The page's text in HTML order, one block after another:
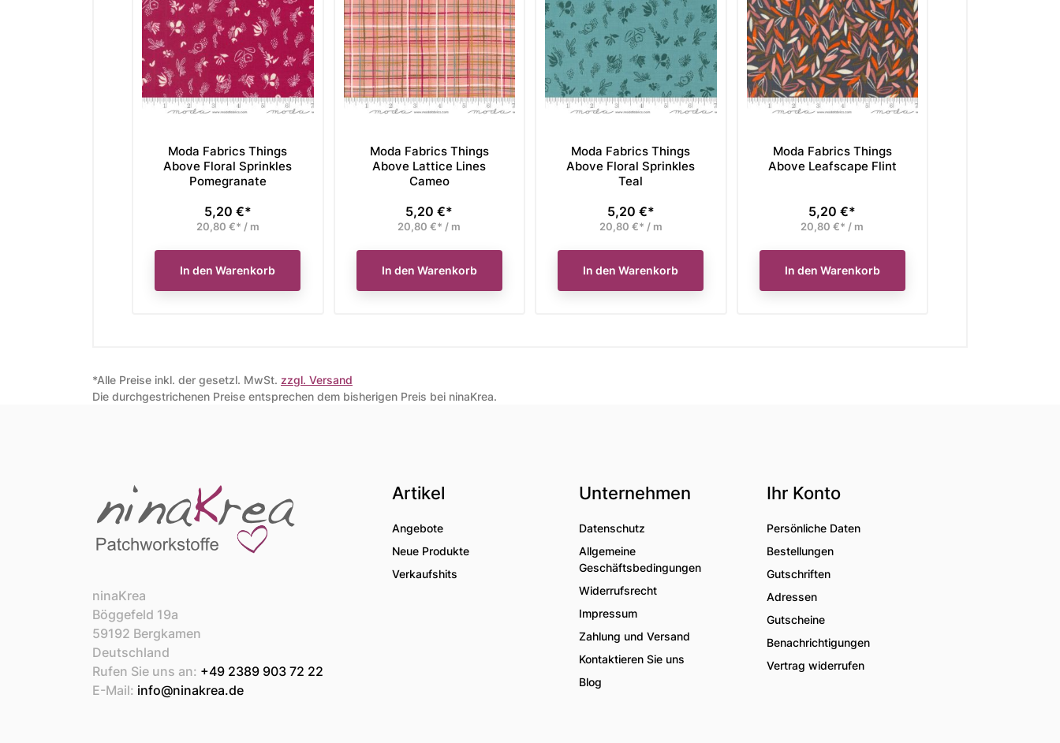
Moda Fabrics Things
Above Floral Sprinkles
Pomegranate
Preis
5,20 €*
20,80 €* / m
In den Warenkorb
Moda Fabrics Things
Above Lattice Lines
Cameo
Preis
5,20 €*
20,80 €* / m
In den Warenkorb
Moda Fabrics Things
Above Floral Sprinkles
Teal
Preis
5,20 €*
20,80 €* / m
In den Warenkorb
Moda Fabrics Things
Above Leafscape Flint
Preis
5,20 €*
20,80 €* / m
In den Warenkorb
*Alle Preise inkl. der gesetzl. MwSt. zzgl. Versand
Die durchgestrichenen Preise entsprechen dem bisherigen Preis bei ninaKrea.
ninaKrea
Böggefeld 19a
59192 Bergkamen
Deutschland
Rufen Sie uns an: +49 2389 903 72 22
E-Mail: info@ninakrea.de
Artikel
Angebote
Neue Produkte
Verkaufshits
Unternehmen
Datenschutz
Allgemeine
Geschäftsbedingungen
Widerrufsrecht
Impressum
Zahlung und Versand
Kontaktieren Sie uns
Blog
Ihr Konto
Persönliche Daten
Bestellungen
Gutschriften
Adressen
Gutscheine
Benachrichtigungen
Vertrag widerrufen